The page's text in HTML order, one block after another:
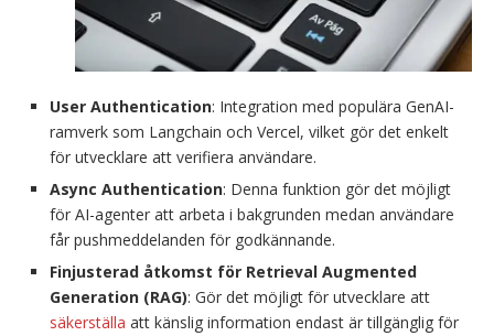
User Authentication: Integration med populära GenAI-
ramverk som Langchain och Vercel, vilket gör det enkelt
för utvecklare att verifiera användare.
Async Authentication: Denna funktion gör det möjligt
för AI-agenter att arbeta i bakgrunden medan användare
får pushmeddelanden för godkännande.
Finjusterad åtkomst för Retrieval Augmented
Generation (RAG): Gör det möjligt för utvecklare att
säkerställa att känslig information endast är tillgänglig för